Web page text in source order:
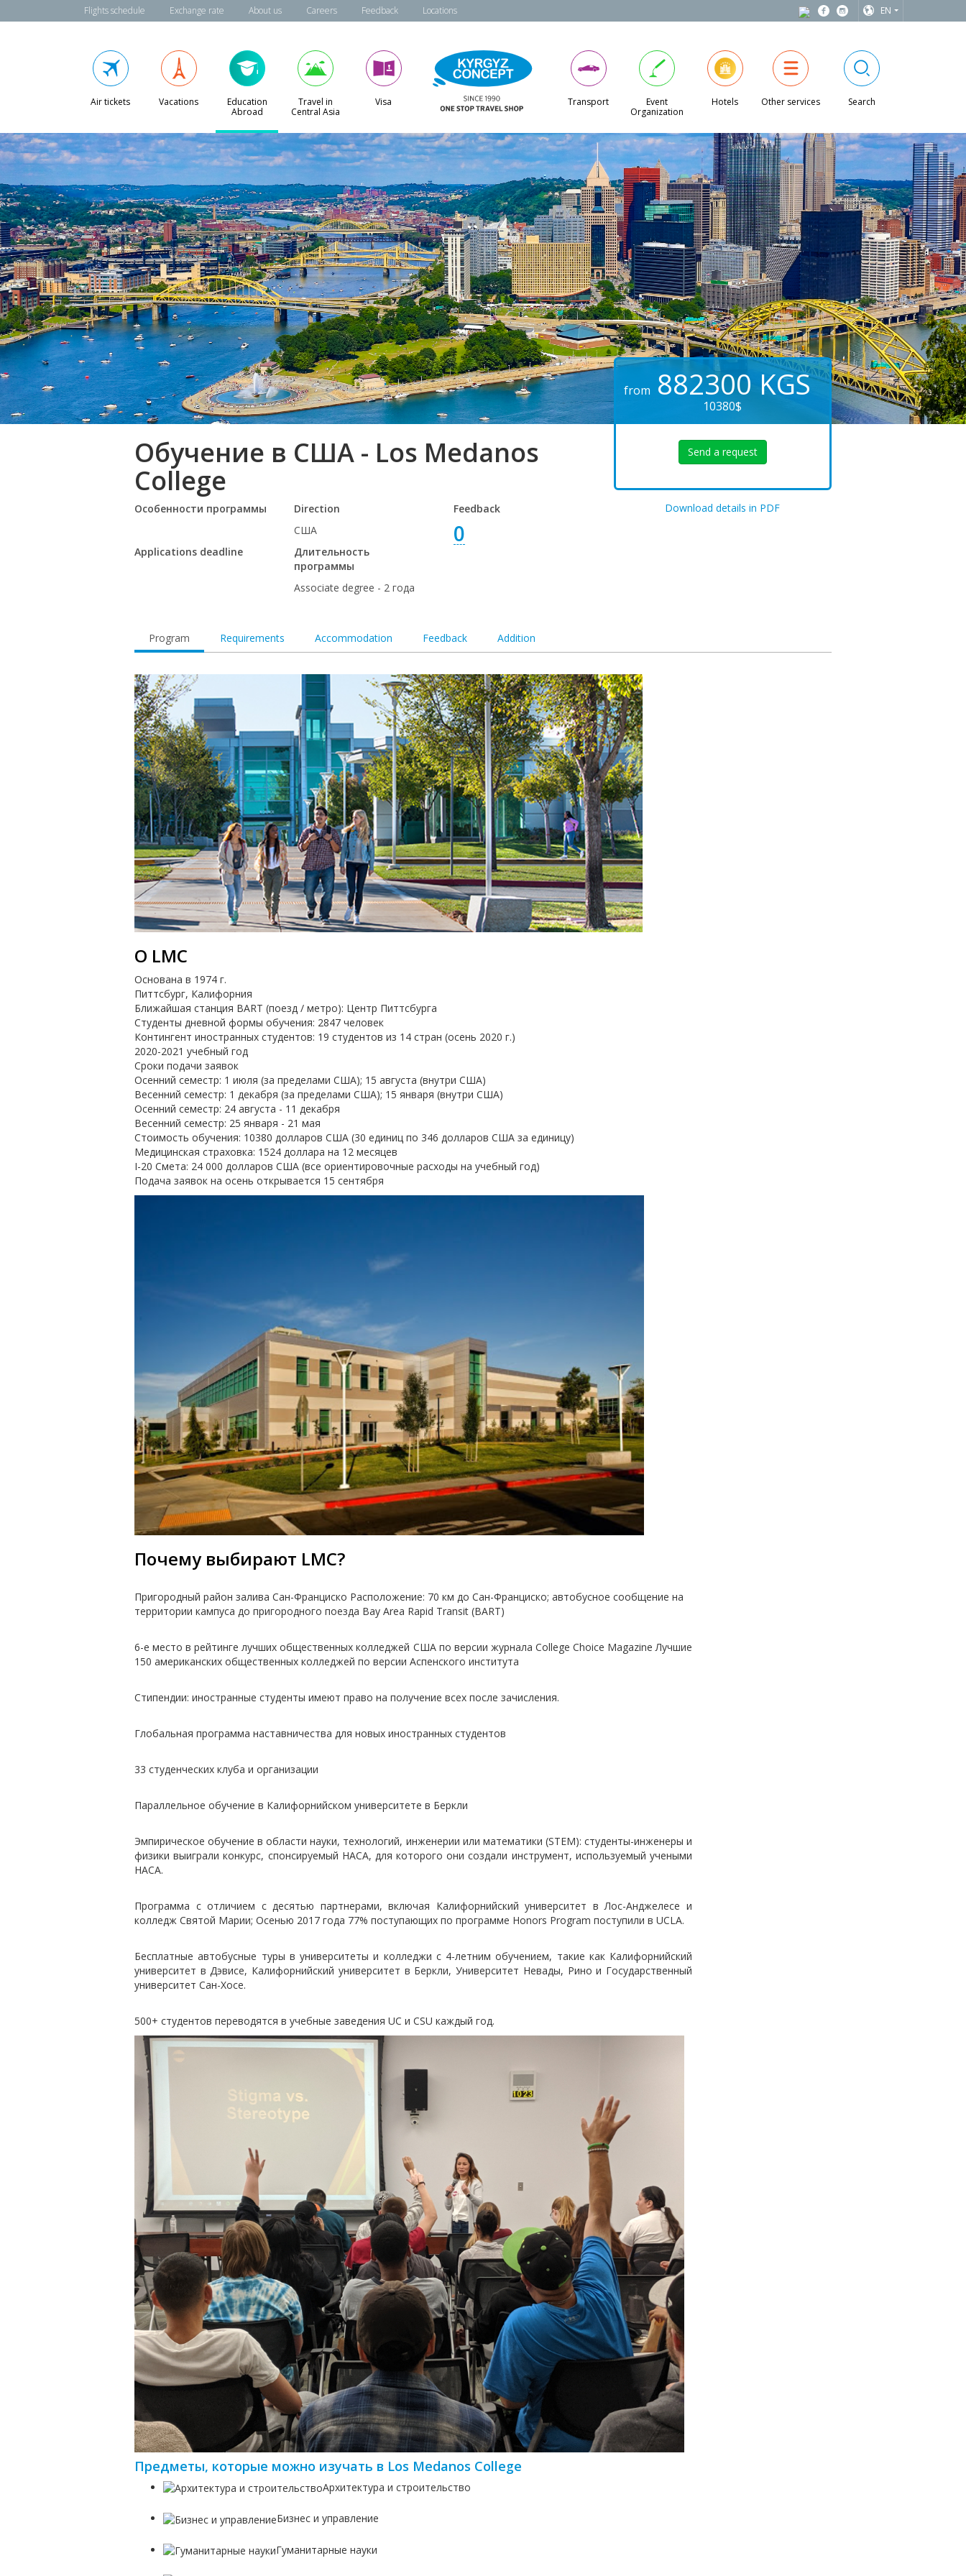
Flights schedule Exchange rate About us Careers Feedback Locations EN
Air tickets Vacations
Education
Abroad
Travel in
Central Asia
Visa Transport
Event
Organization
Hotels Other services Search
Обучение в США - Los Medanos
College
Особенности программы
Direction
США
Feedback
0
Applications deadline
Длительность
программы
Associate degree - 2 года
from 882300 KGS
10380$
Send a request
Download details in PDF
Program Requirements Accommodation Feedback Addition
О LMC
Основана в 1974 г.
Питтсбург, Калифорния
Ближайшая станция BART (поезд / метро): Центр Питтсбурга
Студенты дневной формы обучения: 2847 человек
Контингент иностранных студентов: 19 студентов из 14 стран (осень 2020 г.)
2020-2021 учебный год
Сроки подачи заявок
Осенний семестр: 1 июля (за пределами США); 15 августа (внутри США)
Весенний семестр: 1 декабря (за пределами США); 15 января (внутри США)
Осенний семестр: 24 августа - 11 декабря
Весенний семестр: 25 января - 21 мая
Стоимость обучения: 10380 долларов США (30 единиц по 346 долларов США за единицу)
Медицинская страховка: 1524 доллара на 12 месяцев
I-20 Смета: 24 000 долларов США (все ориентировочные расходы на учебный год)
Подача заявок на осень открывается 15 сентября
Почему выбирают LMC?
Пригородный район залива Сан-Франциско Расположение: 70 км до Сан-Франциско; автобусное сообщение на
территории кампуса до пригородного поезда Bay Area Rapid Transit (BART)
6-е место в рейтинге лучших общественных колледжей США по версии журнала College Choice Magazine Лучшие
150 американских общественных колледжей по версии Аспенского института
Стипендии: иностранные студенты имеют право на получение всех после зачисления.
Глобальная программа наставничества для новых иностранных студентов
33 студенческих клуба и организации
Параллельное обучение в Калифорнийском университете в Беркли
Эмпирическое обучение в области науки, технологий, инженерии или математики (STEM): студенты-инженеры и
физики выиграли конкурс, спонсируемый НАСА, для которого они создали инструмент, используемый учеными
НАСА.
Программа с отличием с десятью партнерами, включая Калифорнийский университет в Лос-Анджелесе и
колледж Святой Марии; Осенью 2017 года 77% поступающих по программе Honors Program поступили в UCLA.
Бесплатные автобусные туры в университеты и колледжи с 4-летним обучением, такие как Калифорнийский
университет в Дэвисе, Калифорнийский университет в Беркли, Университет Невады, Рино и Государственный
университет Сан-Хосе.
500+ студентов переводятся в учебные заведения UC и CSU каждый год.
Предметы, которые можно изучать в Los Medanos College
Архитектура и строительство
Бизнес и управление
Гуманитарные науки